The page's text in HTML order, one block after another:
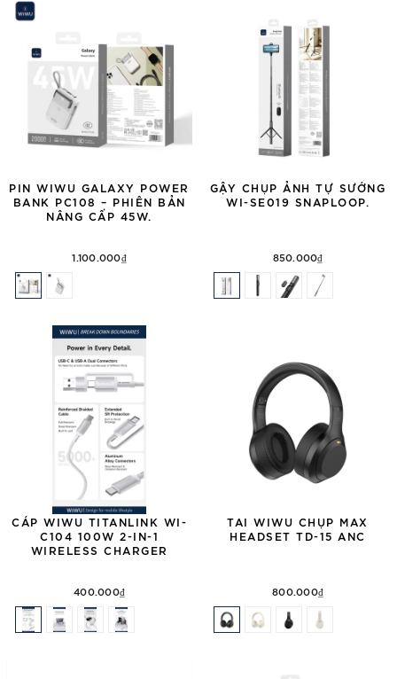
PIN WIWU GALAXY POWER
BANK PC108 – PHIÊN BẢN
NÂNG CẤP 45W.
1.100.000₫
GẬY CHỤP ẢNH TỰ SƯỚNG
WI-SE019 SNAPLOOP.
850.000₫
CÁP WIWU TITANLINK WI-
C104 100W 2-IN-1
WIRELESS CHARGER
400.000₫
TAI WIWU CHỤP MAX
HEADSET TD-15 ANC
800.000₫